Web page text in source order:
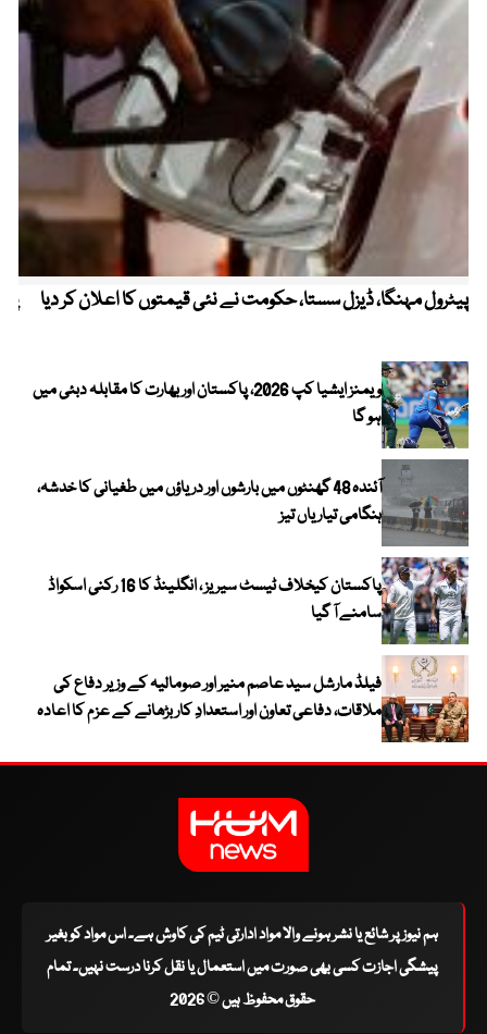
پیٹرول مہنگا، ڈیزل سستا، حکومت نے نئی قیمتوں کا اعلان کر دیا
ویمنز ایشیا کپ 2026، پاکستان اور بھارت کا مقابلہ دبئی میں
ہو گا
آئندہ 48 گھنٹوں میں بارشوں اور دریاؤں میں طغیانی کا خدشہ،
ہنگامی تیاریاں تیز
پاکستان کیخلاف ٹیسٹ سیریز ، انگلینڈ کا 16 رکنی اسکواڈ
سامنے آ گیا
فیلڈ مارشل سید عاصم منیر اور صومالیہ کے وزیر دفاع کی
ملاقات، دفاعی تعاون اور استعدادِ کار بڑھانے کے عزم کا اعادہ
ہم نیوز پر شائع یا نشر ہونے والا مواد ادارتی ٹیم کی کاوش ہے۔ اس مواد کو بغیر
پیشگی اجازت کسی بھی صورت میں استعمال یا نقل کرنا درست نہیں۔ تمام
حقوق محفوظ ہیں © 2026